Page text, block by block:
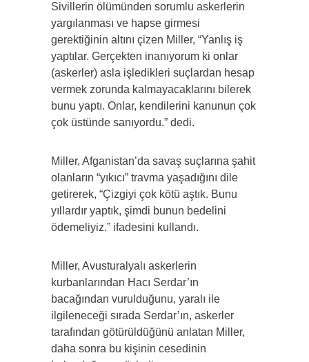
Sivillerin ölümünden sorumlu askerlerin
yargılanması ve hapse girmesi
gerektiğinin altını çizen Miller, “Yanlış iş
yaptılar. Gerçekten inanıyorum ki onlar
(askerler) asla işledikleri suçlardan hesap
vermek zorunda kalmayacaklarını bilerek
bunu yaptı. Onlar, kendilerini kanunun çok
çok üstünde sanıyordu.” dedi.
Miller, Afganistan’da savaş suçlarına şahit
olanların “yıkıcı” travma yaşadığını dile
getirerek, “Çizgiyi çok kötü aştık. Bunu
yıllardır yaptık, şimdi bunun bedelini
ödemeliyiz.” ifadesini kullandı.
Miller, Avusturalyalı askerlerin
kurbanlarından Hacı Serdar’ın
bacağından vurulduğunu, yaralı ile
ilgileneceği sırada Serdar’ın, askerler
tarafından götürüldüğünü anlatan Miller,
daha sonra bu kişinin cesedinin